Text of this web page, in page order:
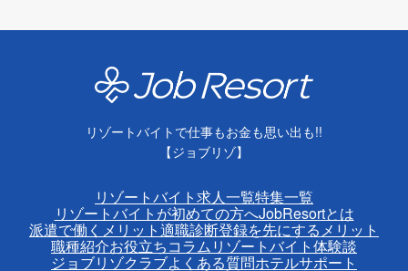
リゾートバイトで仕事もお金も思い出も!!
【ジョブリゾ】
リゾートバイト求人一覧特集一覧
リゾートバイトが初めての方へJobResortとは
派遣で働くメリット適職診断登録を先にするメリット
職種紹介お役立ちコラムリゾートバイト体験談
ジョブリゾクラブよくある質問ホテルサポート